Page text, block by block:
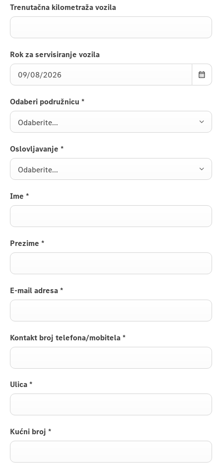
Trenutačna kilometraža vozila
Rok za servisiranje vozila
Odaberi podružnicu *
Odaberite...
Oslovljavanje *
Odaberite...
Ime *
Prezime *
E-mail adresa *
Kontakt broj telefona/mobitela *
Ulica *
Kućni broj *